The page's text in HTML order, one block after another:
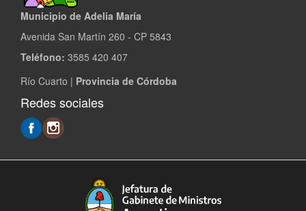
Municipio de Adelia María
Avenida San Martín 260 - CP 5843
Teléfono: 3585 420 407
Río Cuarto | Provincia de Córdoba
Redes sociales